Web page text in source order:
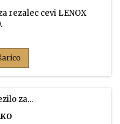
rezalec cevi LENOX